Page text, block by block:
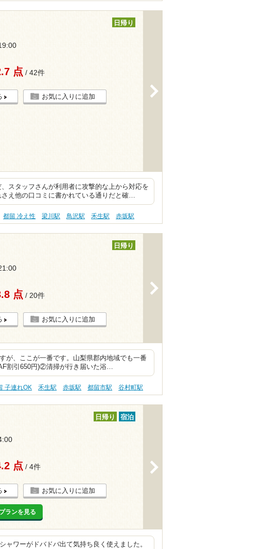
日帰り
点 / 42件
お気に入りに追加
スタッフさんが利用者に攻撃的な上から対応を
え他の口コミに書かれている通りだと確…
都留 冷え性 梁川駅 鳥沢駅 禾生駅 赤坂駅
日帰り
点 / 20件
お気に入りに追加
が、ここが一番です。山梨県郡内地域でも一番
割引650円)②清掃が行き届いた浴…
子連れOK 禾生駅 赤坂駅 都留市駅 谷村町駅
日帰り 宿泊
点 / 4件
お気に入りに追加
ランを見る
ャワーがドバドバ出て気持ち良く使えました。